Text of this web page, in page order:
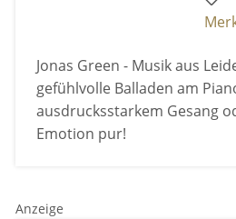
Jonas Green - Musik aus
gefühlvolle Balladen am
ausdrucksstarkem Gesang
Emotion pur!
Anzeige